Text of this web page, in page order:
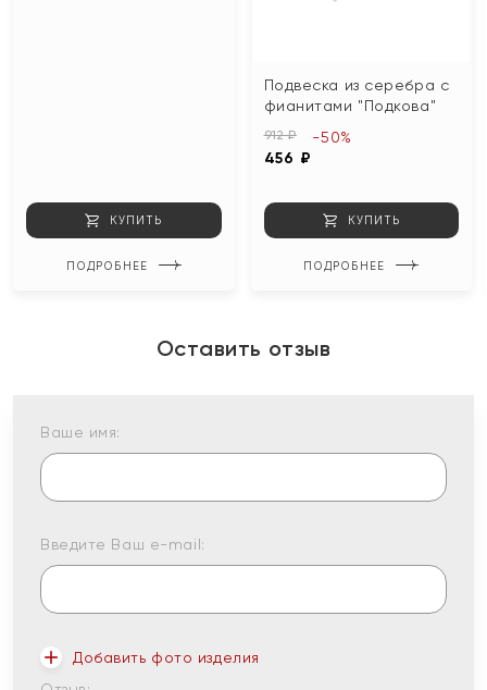
КУПИТЬ
ПОДРОБНЕЕ
Подвеска из серебра с
фианитами "Подкова"
912 ₽
456 ₽
-50%
КУПИТЬ
ПОДРОБНЕЕ
Оставить отзыв
Ваше имя:
Введите Ваш e-mail:
Добавить фото изделия